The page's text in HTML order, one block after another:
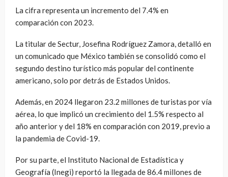
La cifra representa un incremento del 7.4% en
comparación con 2023.
La titular de Sectur, Josefina Rodríguez Zamora, detalló en
un comunicado que México también se consolidó como el
segundo destino turístico más popular del continente
americano, solo por detrás de Estados Unidos.
Además, en 2024 llegaron 23.2 millones de turistas por vía
aérea, lo que implicó un crecimiento del 1.5% respecto al
año anterior y del 18% en comparación con 2019, previo a
la pandemia de Covid-19.
Por su parte, el Instituto Nacional de Estadística y
Geografía (Inegi) reportó la llegada de 86.4 millones de